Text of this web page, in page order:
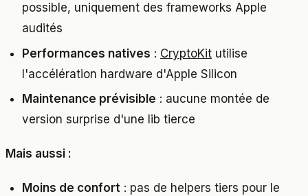
possible, uniquement des frameworks Apple
audités
Performances natives : CryptoKit utilise
l'accélération hardware d'Apple Silicon
Maintenance prévisible : aucune montée de
version surprise d'une lib tierce
Mais aussi :
Moins de confort : pas de helpers tiers pour le